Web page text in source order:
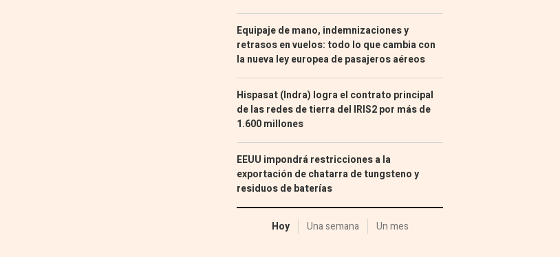
Equipaje de mano, indemnizaciones y
retrasos en vuelos: todo lo que cambia con
la nueva ley europea de pasajeros aéreos
Hispasat (Indra) logra el contrato principal
de las redes de tierra del IRIS2 por más de
1.600 millones
EEUU impondrá restricciones a la
exportación de chatarra de tungsteno y
residuos de baterías
Hoy Una semana Un mes